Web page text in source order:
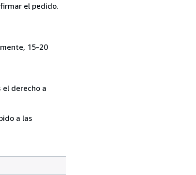
el pedido.
15-20
el derecho a
a las